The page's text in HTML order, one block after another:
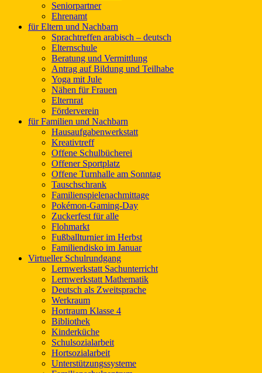
Seniorpartner
Ehrenamt
für Eltern und Nachbarn
Sprachtreffen arabisch – deutsch
Elternschule
Beratung und Vermittlung
Antrag auf Bildung und Teilhabe
Yoga mit Jule
Nähen für Frauen
Elternrat
Förderverein
für Familien und Nachbarn
Hausaufgabenwerkstatt
Kreativtreff
Offene Schulbücherei
Offener Sportplatz
Offene Turnhalle am Sonntag
Tauschschrank
Familienspielenachmittage
Pokémon-Gaming-Day
Zuckerfest für alle
Flohmarkt
Fußballturnier im Herbst
Familiendisko im Januar
Virtueller Schulrundgang
Lernwerkstatt Sachunterricht
Lernwerkstatt Mathematik
Deutsch als Zweitsprache
Werkraum
Hortraum Klasse 4
Bibliothek
Kinderküche
Schulsozialarbeit
Hortsozialarbeit
Unterstützungssysteme